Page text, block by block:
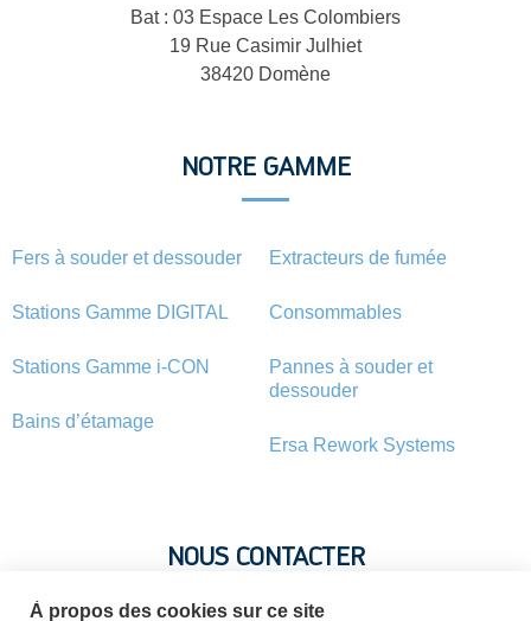
Bat : 03 Espace Les Colombiers
19 Rue Casimir Julhiet
38420 Domène
NOTRE GAMME
Fers à souder et dessouder
Stations Gamme DIGITAL
Stations Gamme i-CON
Bains d’étamage
Extracteurs de fumée
Consommables
Pannes à souder et
dessouder
Ersa Rework Systems
NOUS CONTACTER
À propos des cookies sur ce site